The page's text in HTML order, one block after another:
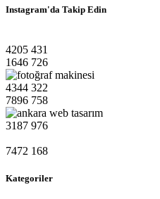
Instagram'da Takip Edin
4205 431
1646 726
4344 322
7896 758
3187 976
7472 168
Kategoriler